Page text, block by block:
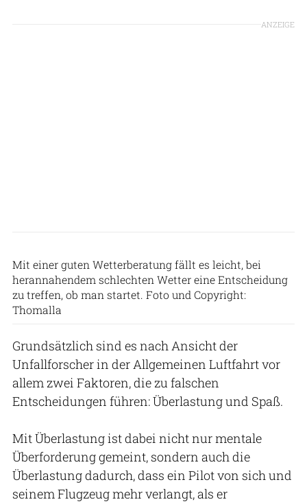
ANZEIGE
Mit einer guten Wetterberatung fällt es leicht, bei
herannahendem schlechten Wetter eine Entscheidung
zu treffen, ob man startet. Foto und Copyright:
Thomalla
Grundsätzlich sind es nach Ansicht der
Unfallforscher in der Allgemeinen Luftfahrt vor
allem zwei Faktoren, die zu falschen
Entscheidungen führen: Überlastung und Spaß.
Mit Überlastung ist dabei nicht nur mentale
Überforderung gemeint, sondern auch die
Überlastung dadurch, dass ein Pilot von sich und
seinem Flugzeug mehr verlangt, als er